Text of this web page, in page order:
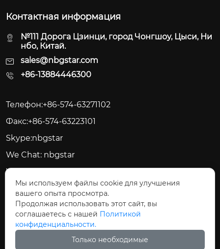
Контактная информация
№111 Дорога Цзинци, город Чонгшоу, Цыси, Ни
нбо, Китай.
sales@nbgstar.com
+86-13884446300
Телефон:+86-574-63271102
Факс:+86-574-63223101
Skype:nbgstar
We Chat: nbgstar
Web:www.nbgstar.com
    
Мы используем файлы cookie для улучшения
вашего опыта просмотра.
Продолжая использовать этот сайт, вы
соглашаетесь с нашей Политикой
конфиденциальности.
Только необходимые